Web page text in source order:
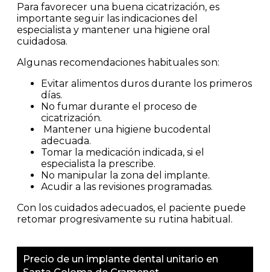
Para favorecer una buena cicatrización, es
importante seguir las indicaciones del
especialista y mantener una higiene oral
cuidadosa.
Algunas recomendaciones habituales son:
Evitar alimentos duros durante los primeros
días.
No fumar durante el proceso de
cicatrización.
Mantener una higiene bucodental
adecuada.
Tomar la medicación indicada, si el
especialista la prescribe.
No manipular la zona del implante.
Acudir a las revisiones programadas.
Con los cuidados adecuados, el paciente puede
retomar progresivamente su rutina habitual.
Precio de un implante dental unitario en